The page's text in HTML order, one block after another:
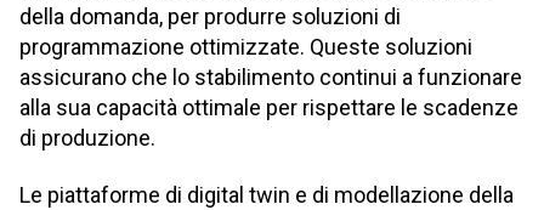
della domanda, per produrre soluzioni di
programmazione ottimizzate. Queste soluzioni
assicurano che lo stabilimento continui a funzionare
alla sua capacità ottimale per rispettare le scadenze
di produzione.
Le piattaforme di digital twin e di modellazione della